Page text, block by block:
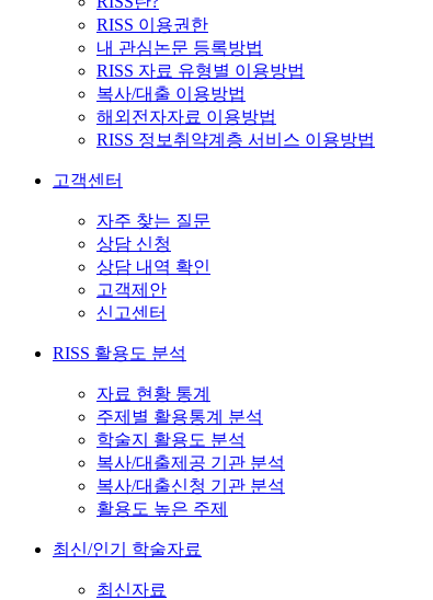
RISS 이용권한
내 관심논문 등록방법
RISS 자료 유형별 이용방법
복사/대출 이용방법
해외전자자료 이용방법
RISS 정보취약계층 서비스 이용방법
고객센터
자주 찾는 질문
상담 신청
상담 내역 확인
고객제안
신고센터
RISS 활용도 분석
자료 현황 통계
주제별 활용통계 분석
학술지 활용도 분석
복사/대출제공 기관 분석
복사/대출신청 기관 분석
활용도 높은 주제
최신/인기 학술자료
최신자료